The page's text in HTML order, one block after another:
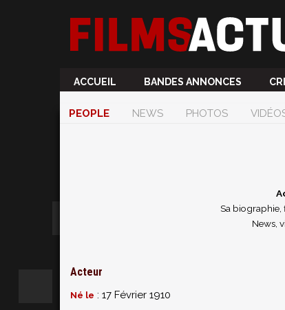
ACCUEIL BANDES ANNONCES
PEOPLE NEWS PHOTOS
Sa biographie,
News,
Acteur
Né le : 17 Février 1910